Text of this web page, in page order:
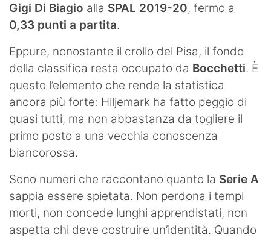
Gigi Di Biagio alla SPAL 2019-20, fermo a
0,33 punti a partita.
Eppure, nonostante il crollo del Pisa, il fondo
della classifica resta occupato da Bocchetti. È
questo l’elemento che rende la statistica
ancora più forte: Hiljemark ha fatto peggio di
quasi tutti, ma non abbastanza da togliere il
primo posto a una vecchia conoscenza
biancorossa.
Sono numeri che raccontano quanto la Serie A
sappia essere spietata. Non perdona i tempi
morti, non concede lunghi apprendistati, non
aspetta chi deve costruire un’identità. Quando